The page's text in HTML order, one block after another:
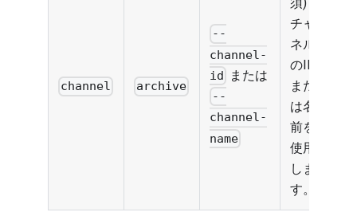
channel archive
--
channel-
id
または
--
channel-
name
チャ
ネル
のID
また
は名
前を
使用
しま
す。